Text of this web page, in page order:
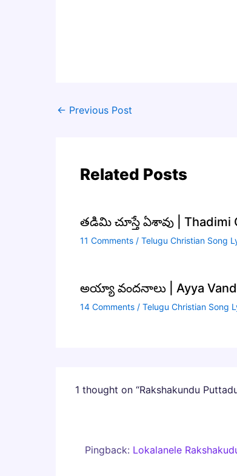
← Previous Post
Related Posts
తడిమి చూస్తే ఏశావు | Thadimi
11 Comments / Telugu Christian Song
అయ్యా వందనాలు | Ayya
14 Comments / Telugu Christian Song
1 thought on “Rakshakundu
Pingback: Lokalanele